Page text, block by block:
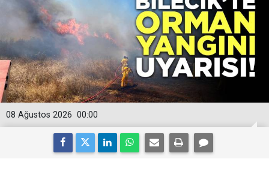
00:00
08 Ağustos 2026